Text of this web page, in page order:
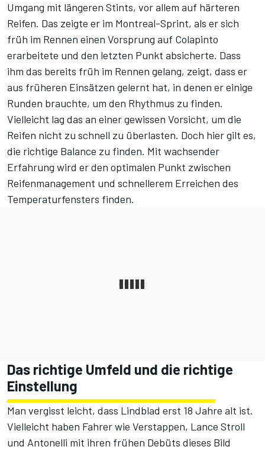
Umgang mit längeren Stints, vor allem auf härteren
Reifen. Das zeigte er im Montreal-Sprint, als er sich
früh im Rennen einen Vorsprung auf Colapinto
erarbeitete und den letzten Punkt absicherte. Dass
ihm das bereits früh im Rennen gelang, zeigt, dass er
aus früheren Einsätzen gelernt hat, in denen er einige
Runden brauchte, um den Rhythmus zu finden.
Vielleicht lag das an einer gewissen Vorsicht, um die
Reifen nicht zu schnell zu überlasten. Doch hier gilt es,
die richtige Balance zu finden. Mit wachsender
Erfahrung wird er den optimalen Punkt zwischen
Reifenmanagement und schnellerem Erreichen des
Temperaturfensters finden.
Das richtige Umfeld und die richtige
Einstellung
Man vergisst leicht, dass Lindblad erst 18 Jahre alt ist.
Vielleicht haben Fahrer wie Verstappen, Lance Stroll
und Antonelli mit ihren frühen Debüts dieses Bild